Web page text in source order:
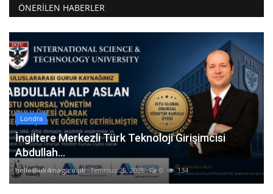
ÖNERILEN HABERLER
Londra
İngiltere Merkezli Türk Teknoloji Girişimcisi
Abdullah...
hello@uk4mag.co.uk Temmuz 25, 2026 0 134